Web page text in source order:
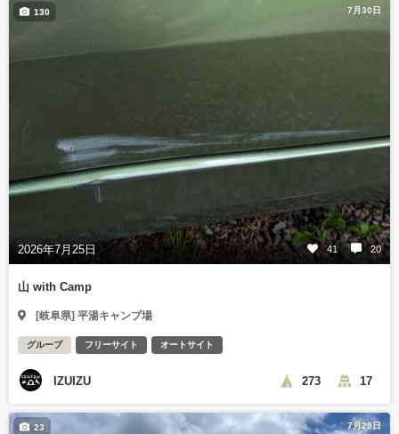
7月30日
2026年7月25日 41 20
130
山 with Camp
[岐阜県] 平湯キャンプ場
グループ フリーサイト オートサイト
IZUIZU 273 17
7月29日
23